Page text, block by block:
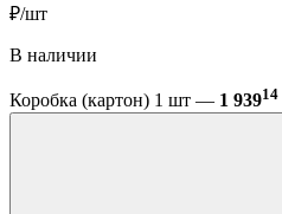
₽/шт
В наличии
Коробка (картон) 1 шт — 1 93914